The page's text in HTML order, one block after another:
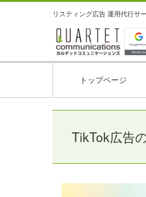
リスティング広告 運用代行サ
トップページ
TikTok広告